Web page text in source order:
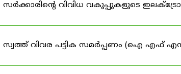
സർക്കാരിന്റെ വിവിധ വകുപ്പുകളുടെ
സ്വത്ത് വിവര പട്ടിക സമർപ്പണം (ഐ എഫ്